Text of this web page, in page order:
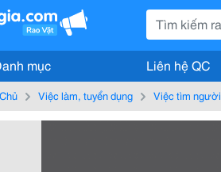
mục Liên hệ QC
Việc làm, tuyển dụng Việc tìm người